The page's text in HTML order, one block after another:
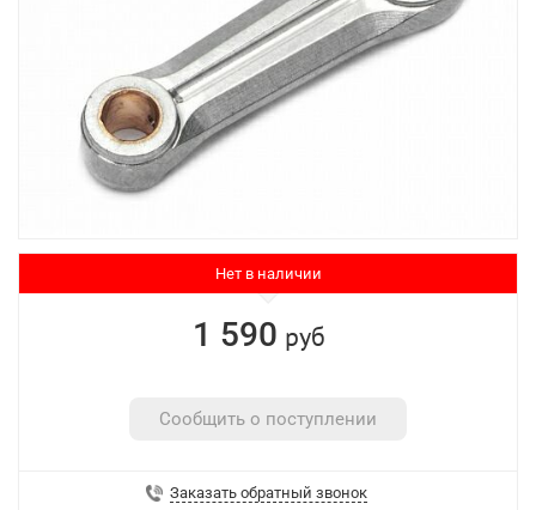
Нет в наличии
1 590 руб
Сообщить о поступлении
Заказать обратный звонок